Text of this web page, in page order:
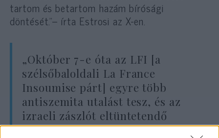
tartom és betartom hazám bírósági
döntését.”– írta Estrosi az X-en.
„Október 7-e óta az LFI [a
szélsőbaloldali La France
Insoumise párt] egyre több
antiszemita utalást tesz, és az
izraeli zászlót eltüntetendő
szimbólummá teszi”